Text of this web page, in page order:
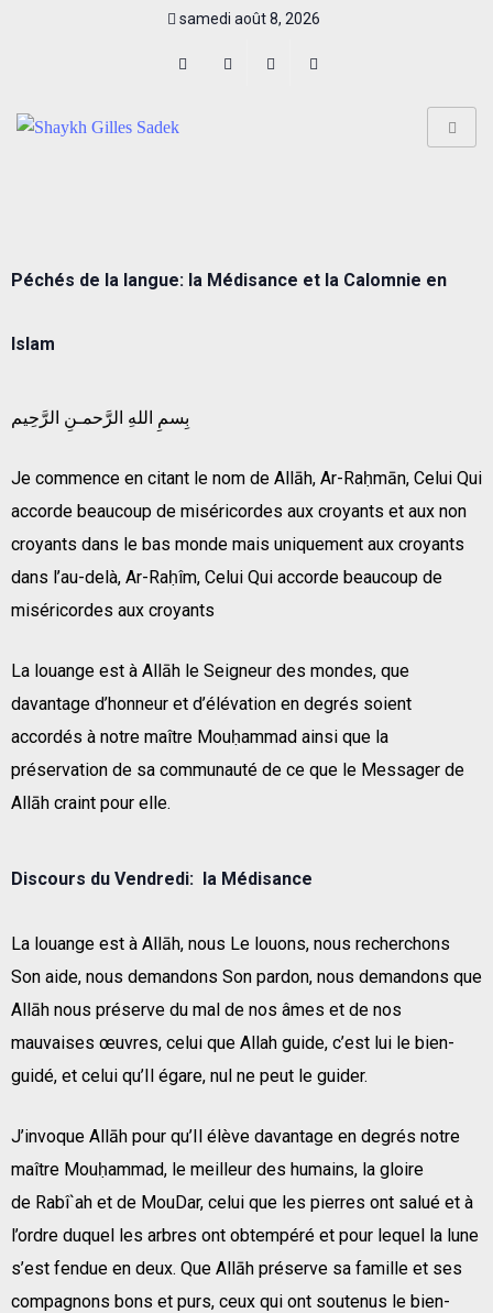
samedi août 8, 2026
Péchés de la langue: la Médisance et la Calomnie en
Islam
بِسمِ اللهِ الرَّحمـنِ الرَّحِيم
Je commence en citant le nom de Allāh, Ar-Raḥmān, Celui Qui
accorde beaucoup de miséricordes aux croyants et aux non
croyants dans le bas monde mais uniquement aux croyants
dans l’au-delà, Ar-Raḥîm, Celui Qui accorde beaucoup de
miséricordes aux croyants
La louange est à Allāh le Seigneur des mondes, que
davantage d’honneur et d’élévation en degrés soient
accordés à notre maître Mouḥammad ainsi que la
préservation de sa communauté de ce que le Messager de
Allāh craint pour elle.
Discours du Vendredi: la Médisance
La louange est à Allāh, nous Le louons, nous recherchons
Son aide, nous demandons Son pardon, nous demandons que
Allāh nous préserve du mal de nos âmes et de nos
mauvaises œuvres, celui que Allah guide, c’est lui le bien-
guidé, et celui qu’Il égare, nul ne peut le guider.
J’invoque Allāh pour qu’Il élève davantage en degrés notre
maître Mouḥammad, le meilleur des humains, la gloire
de Rabî`ah et de MouDar, celui que les pierres ont salué et à
l’ordre duquel les arbres ont obtempéré et pour lequel la lune
s’est fendue en deux. Que Allāh préserve sa famille et ses
compagnons bons et purs, ceux qui ont soutenus le bien-